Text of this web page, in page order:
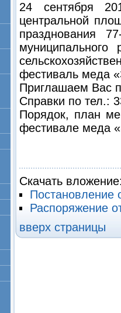
24 сентября
центральной
празднования
муниципального
фестиваль меда
Приглашаем Вас
Справки по тел.:
Порядок, план
фестивале меда
Скачать
Постановление
Распоряжение
вверх страницы